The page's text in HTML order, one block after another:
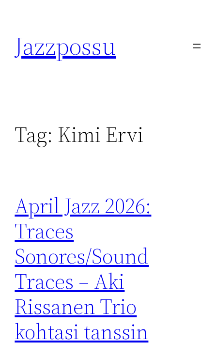
content
Jazzpossu
Tag: Kimi Ervi
April Jazz 2026:
Traces
Sonores/Sound
Traces – Aki
Rissanen Trio
kohtasi tanssin